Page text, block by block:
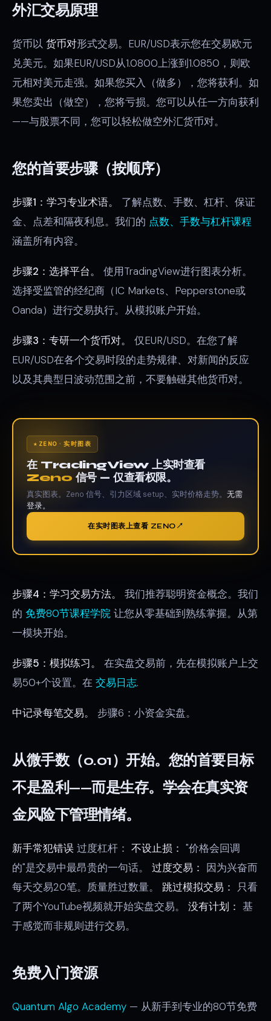
外汇交易原理
货币以 货币对形式交易。EUR/USD表示您在交易欧元
兑美元。如果EUR/USD从1.0800上涨到1.0850，则欧
元相对美元走强。如果您买入（做多），您将获利。如
果您卖出（做空），您将亏损。您可以从任一方向获利
——与股票不同，您可以轻松做空外汇货币对。
您的首要步骤（按顺序）
步骤1：学习专业术语。
了解点数、手数、杠杆、保证
金、点差和隔夜利息。我们的 点数、手数与杠杆课程
涵盖所有内容。
步骤2：选择平台。
使用TradingView进行图表分析。
选择受监管的经纪商（IC Markets、Pepperstone或
Oanda）进行交易执行。从模拟账户开始。
步骤3：专研一个货币对。
仅EUR/USD。在您了解
EUR/USD在各个交易时段的走势规律、对新闻的反应
以及其典型日波动范围之前，不要触碰其他货币对。
ZENO · 实时图表
在 TradingView 上实时查看
Zeno 信号 — 仅查看权限。
真实图表。Zeno 信号、引力区域 setup、实时价格走势。 无需
登录。
在实时图表上查看 ZENO
步骤4：学习交易方法。
我们推荐聪明资金概念。我们
的 免费80节课程学院 让您从零基础到熟练掌握。从第
一模块开始。
步骤5：模拟练习。
在实盘交易前，先在模拟账户上交
易50+个设置。在 交易日志.
中记录每笔交易。 步骤6：小资金实盘。
从微手数（0.01）开始。您的首要目标
不是盈利——而是生存。学会在真实资
金风险下管理情绪。
新手常犯错误 过度杠杆： 不设止损： "价格会回调
的"是交易中最昂贵的一句话。 过度交易： 因为兴奋而
每天交易20笔。质量胜过数量。 跳过模拟交易：
只看
了两个YouTube视频就开始实盘交易。 没有计划： 基
于感觉而非规则进行交易。
免费入门资源
Quantum Algo Academy — 从新手到专业的80节免费